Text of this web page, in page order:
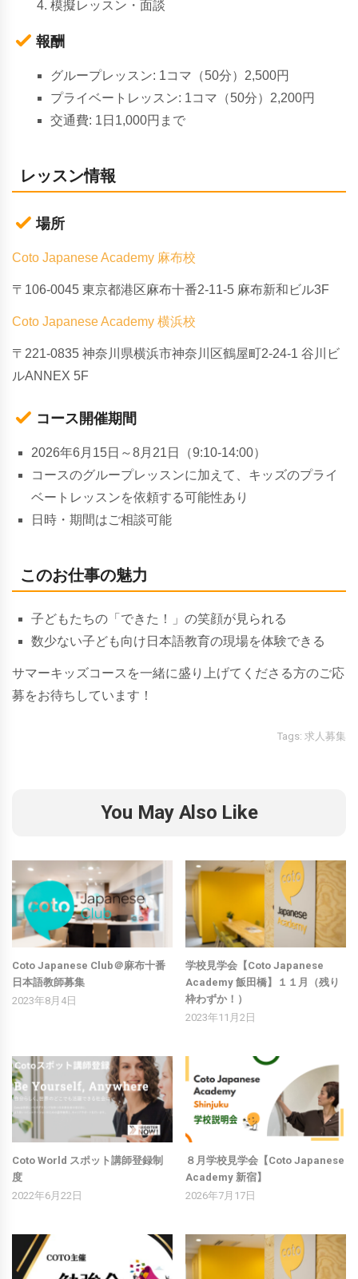
模擬レッスン・面談
報酬
グループレッスン: 1コマ（50分）2,500円
プライベートレッスン: 1コマ（50分）2,200円
交通費: 1日1,000円まで
レッスン情報
場所
Coto Japanese Academy 麻布校
〒106-0045 東京都港区麻布十番2-11-5 麻布新和ビル3F
Coto Japanese Academy 横浜校
〒221-0835 神奈川県横浜市神奈川区鶴屋町2-24-1 谷川ビ
ルANNEX 5F
コース開催期間
2026年6月15日～8月21日（9:10-14:00）
コースのグループレッスンに加えて、キッズのプライ
ベートレッスンを依頼する可能性あり
日時・期間はご相談可能
このお仕事の魅力
子どもたちの「できた！」の笑顔が見られる
数少ない子ども向け日本語教育の現場を体験できる
サマーキッズコースを一緒に盛り上げてくださる方のご応
募をお待ちしています！
Tags: 求人募集
You May Also Like
Coto Japanese Club＠麻布十番
日本語教師募集
2023年8月4日
学校見学会【Coto Japanese
Academy 飯田橋】１１月（残り
枠わずか！）
2023年11月2日
Coto World スポット講師登録制
度
2022年6月22日
８月学校見学会【Coto Japanese
Academy 新宿】
2026年7月17日